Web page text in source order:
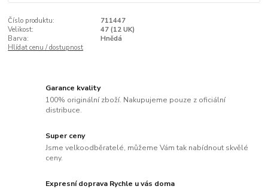
Číslo produktu:
711447
Velikost:
47 (12 UK)
Barva:
Hnědá
Hlídat cenu / dostupnost
Garance kvality
100% originální zboží. Nakupujeme pouze z oficiální
distribuce.
Super ceny
Jsme velkoodběratelé, můžeme Vám tak nabídnout skvělé
ceny.
Expresní doprava Rychle u vás doma